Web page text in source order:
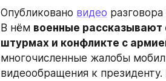
Опубликовано видео
В нём военные рассказывают
штурмах и конфликте с
многочисленные жалобы
видеообращения к